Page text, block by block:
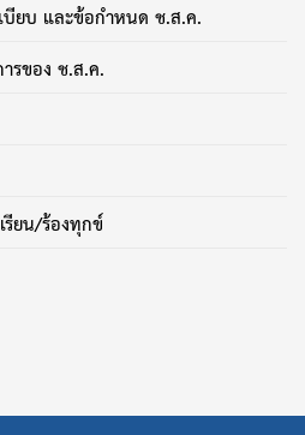
บียบ และข้อกำหนด ช.ส.ค.
รของ ช.ส.ค.
รียน/ร้องทุกข์